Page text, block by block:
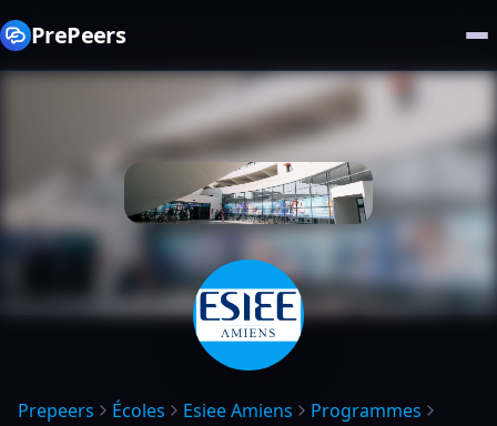
PrePeers
Prepeers Écoles Esiee Amiens
Programmes